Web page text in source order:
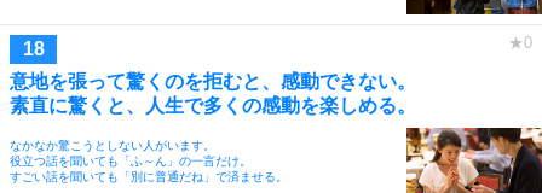
意地を張って驚くのを拒むと、感動できない。
素直に驚くと、人生で多くの感動を楽しめる。
なかなか驚こうとしない人がいます。
役立つ話を聞いても「ふ～ん」の一言だけ。
すごい話を聞いても「別に普通だね」で済ませる。